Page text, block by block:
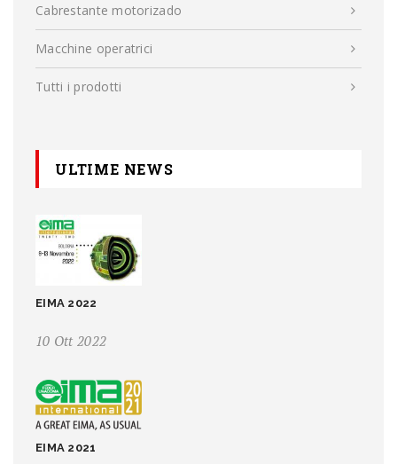
Cabrestante motorizado
Macchine operatrici
Tutti i prodotti
ULTIME NEWS
EIMA 2022
10 Ott 2022
EIMA 2021